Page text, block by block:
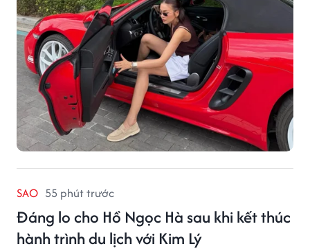
SAO 55 phút trước
Đáng lo cho Hồ Ngọc Hà sau khi kết thúc
hành trình du lịch với Kim Lý